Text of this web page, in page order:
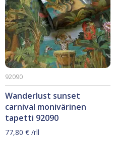
Wanderlust sunset
carnival monivärinen
tapetti 92090
92090
77,80 € /rll